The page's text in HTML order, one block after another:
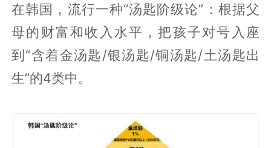
在韩国，流行一种“汤匙阶级论”：根据父
母的财富和收入水平，把孩子对号入座
到“含着金汤匙/银汤匙/铜汤匙/土汤匙出
生”的4类中。